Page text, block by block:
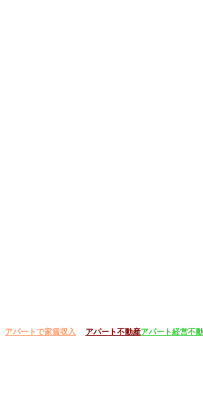
アパートで家賃収入 アパート不動産アパート経営不